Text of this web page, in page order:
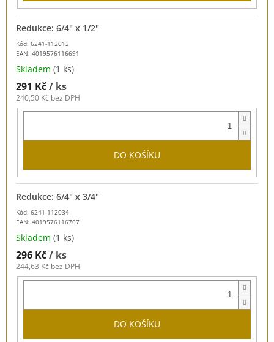
Kód: 6241-112012
EAN: 4019576116691
Redukce: 6/4" x 1/2"
Skladem (1 ks)
291 Kč/ ks
240,50 Kč bez DPH
DO KOŠÍKU
Kód: 6241-112034
EAN: 4019576116707
Redukce: 6/4" x 3/4"
Skladem (1 ks)
296 Kč/ ks
244,63 Kč bez DPH
DO KOŠÍKU